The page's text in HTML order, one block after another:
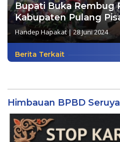
Bupati Buka Rembug
Kabupaten Pulang
Handep Hapakat|28 Juni 2024
Berita Terkait
Himbauan BPBD